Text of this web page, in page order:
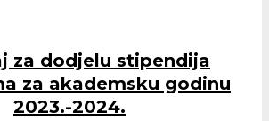
za dodjelu stipendija
za akademsku godinu
2023.-2024.